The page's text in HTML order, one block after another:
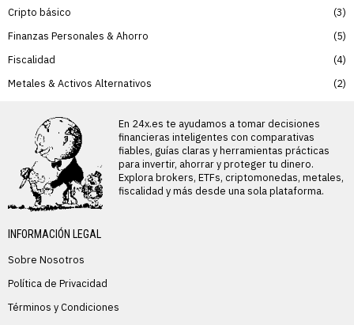
Cripto básico
3
Finanzas Personales & Ahorro
5
Fiscalidad
4
Metales & Activos Alternativos
2
En 24x.es te ayudamos a tomar decisiones
financieras inteligentes con comparativas
fiables, guías claras y herramientas prácticas
para invertir, ahorrar y proteger tu dinero.
Explora brokers, ETFs, criptomonedas, metales,
fiscalidad y más desde una sola plataforma.
INFORMACIÓN LEGAL
Sobre Nosotros
Política de Privacidad
Términos y Condiciones